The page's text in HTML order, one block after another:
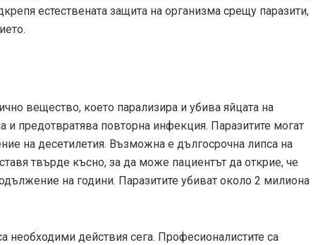
естествената защита на организма срещу паразити,
вещество, което парализира и убива яйцата на
и предотвратява повторна инфекция. Паразитите могат
на десетилетия. Възможна е дългосрочна липса на
твърде късно, за да може пациентът да открие, че
на години. Паразитите убиват около 2 милиона
необходими действия сега. Професионалистите са